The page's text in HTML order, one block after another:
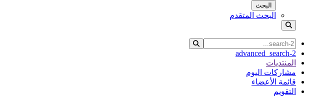
البحث
البحث المتقدم
advanced_search-2
المنتديات
مشاركات اليوم
قائمة الأعضاء
التقويم